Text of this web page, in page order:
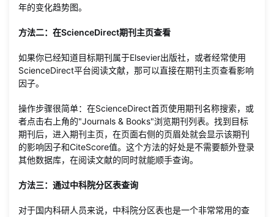
年的变化趋势图。
方法二：在ScienceDirect期刊主页查看
如果你已经知道目标期刊属于Elsevier出版社，或者经常使用
ScienceDirect平台阅读文献，那可以直接在期刊主页查看影响
因子。
操作步骤很简单：在ScienceDirect首页使用期刊名称搜索，或
者点击右上角的"Journals & Books"浏览期刊列表。找到目标
期刊后，进入期刊主页，在页面右侧的页眉处就会显示该期刊
的影响因子和CiteScore值。这个方法的好处是不需要额外登录
其他数据库，在阅读文献的同时就能顺手查询。
方法三：通过中科院分区表查询
对于国内科研人员来说，中科院分区表也是一个非常常用的查